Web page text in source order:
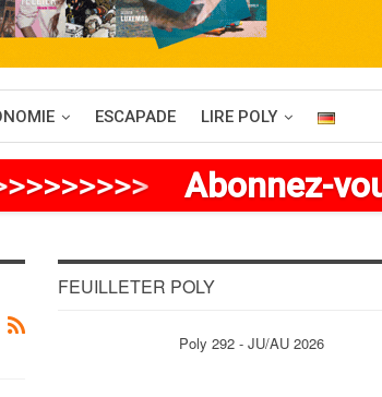
ESCAPADE LIRE POLY
>>>>>>>> Abonnez-
FEUILLETER POLY
Poly 292 - JU/AU 2026